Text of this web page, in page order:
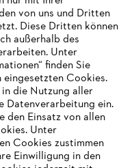
von uns und Dritten
Diese Dritten können
außerhalb des
Unter
finden Sie
Cookies.
die Nutzung aller
Datenverarbeitung ein.
den Einsatz von allen
Unter
Cookies zustimmen
Einwilligung in den